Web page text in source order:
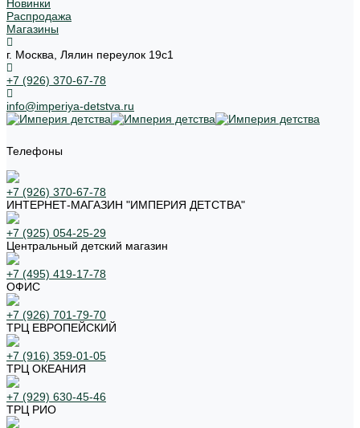
Новинки
Распродажа
Магазины
г. Москва, Лялин переулок 19с1
+7 (926) 370-67-78
info@imperiya-detstva.ru
Телефоны
+7 (926) 370-67-78
ИНТЕРНЕТ-МАГАЗИН "ИМПЕРИЯ ДЕТСТВА"
+7 (925) 054-25-29
Центральный детский магазин
+7 (495) 419-17-78
ОФИС
+7 (926) 701-79-70
ТРЦ ЕВРОПЕЙСКИЙ
+7 (916) 359-01-05
ТРЦ ОКЕАНИЯ
+7 (929) 630-45-46
ТРЦ РИО